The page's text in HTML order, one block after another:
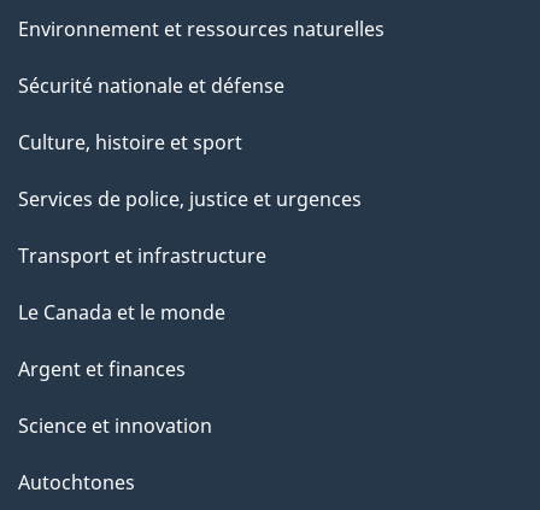
Environnement et ressources naturelles
Sécurité nationale et défense
Culture, histoire et sport
Services de police, justice et urgences
Transport et infrastructure
Le Canada et le monde
Argent et finances
Science et innovation
Autochtones